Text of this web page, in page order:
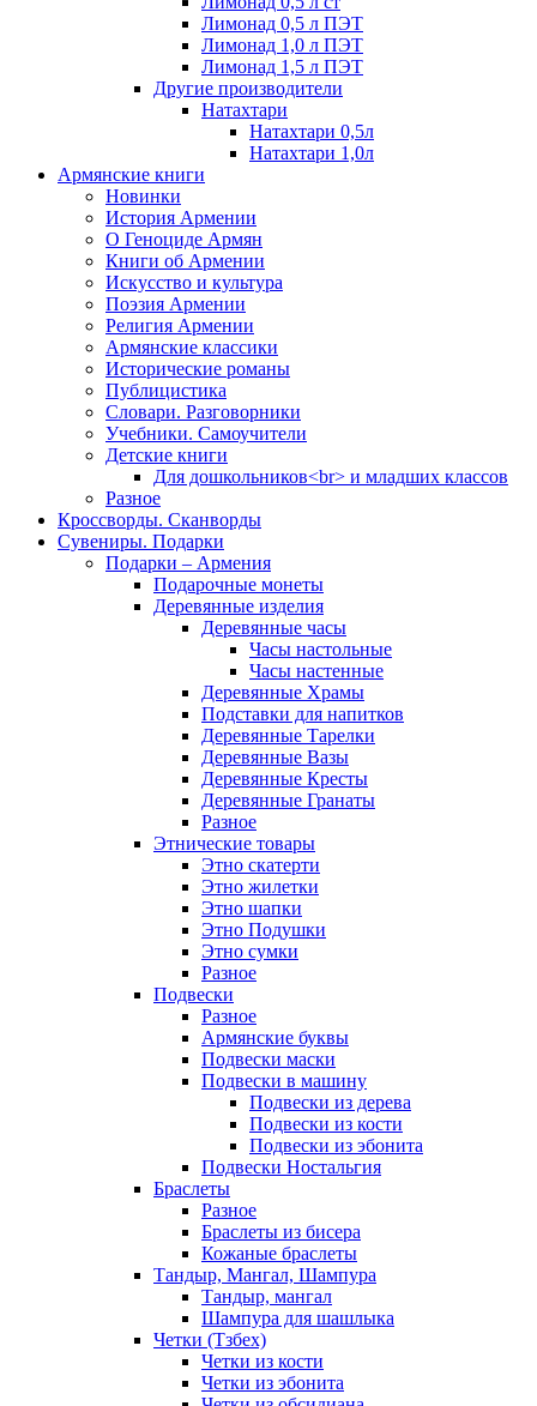
Лимонад 0,5 л ПЭТ
Лимонад 1,0 л ПЭТ
Лимонад 1,5 л ПЭТ
Другие производители
Натахтари
Натахтари 0,5л
Натахтари 1,0л
Армянские книги
Новинки
История Армении
О Геноциде Армян
Книги об Армении
Иcкусство и культура
Поэзия Армении
Религия Армении
Армянские классики
Исторические романы
Публицистика
Словари. Разговорники
Учебники. Самоучители
Детские книги
Для дошкольников<br> и младших классов
Разное
Кроссворды. Сканворды
Сувениры. Подарки
Подарки – Армения
Подарочные монеты
Деревянные изделия
Деревянные часы
Часы настольные
Часы настенные
Деревянные Храмы
Подставки для напитков
Деревянные Тарелки
Деревянные Вазы
Деревянные Кресты
Деревянные Гранаты
Разное
Этнические товары
Этно скатерти
Этно жилетки
Этно шапки
Этно Подушки
Этно сумки
Разное
Подвески
Разное
Армянские буквы
Подвески маски
Подвески в машину
Подвески из дерева
Подвески из кости
Подвески из эбонита
Подвески Ностальгия
Браслеты
Разное
Браслеты из бисера
Кожаные браслеты
Тандыр, Мангал, Шампура
Тандыр, мангал
Шампура для шашлыка
Четки (Тзбех)
Четки из кости
Четки из эбонита